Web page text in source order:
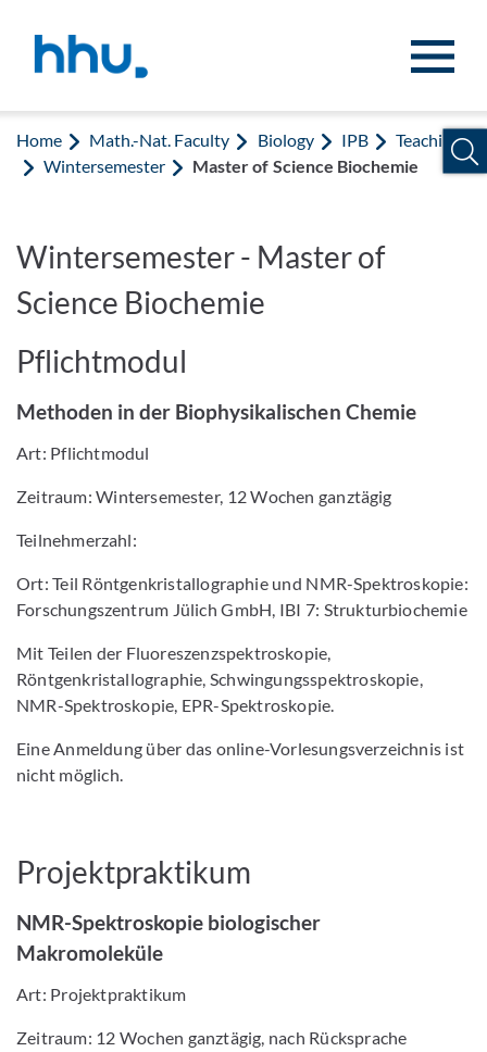
Home Math.-Nat. Faculty Biology IPB
Teaching
Wintersemester
Master of Science Biochemie
Wintersemester - Master of
Science Biochemie
Pflichtmodul
Methoden in der Biophysikalischen Chemie
Art: Pflichtmodul
Zeitraum: Wintersemester, 12 Wochen ganztägig
Teilnehmerzahl:
Ort: Teil Röntgenkristallographie und NMR-Spektroskopie:
Forschungszentrum Jülich GmbH, IBI 7: Strukturbiochemie
Mit Teilen der Fluoreszenzspektroskopie,
Röntgenkristallographie, Schwingungsspektroskopie,
NMR-Spektroskopie, EPR-Spektroskopie.
Eine Anmeldung über das online-Vorlesungsverzeichnis ist
nicht möglich.
Projektpraktikum
NMR-Spektroskopie biologischer
Makromoleküle
Art: Projektpraktikum
Zeitraum: 12 Wochen ganztägig, nach Rücksprache